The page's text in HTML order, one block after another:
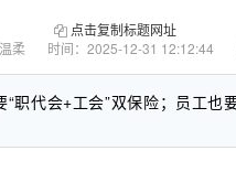
点击复制标题网址
柔
时间： 2025-12-31 12:12:44
职代会+工会”双保险；员工也